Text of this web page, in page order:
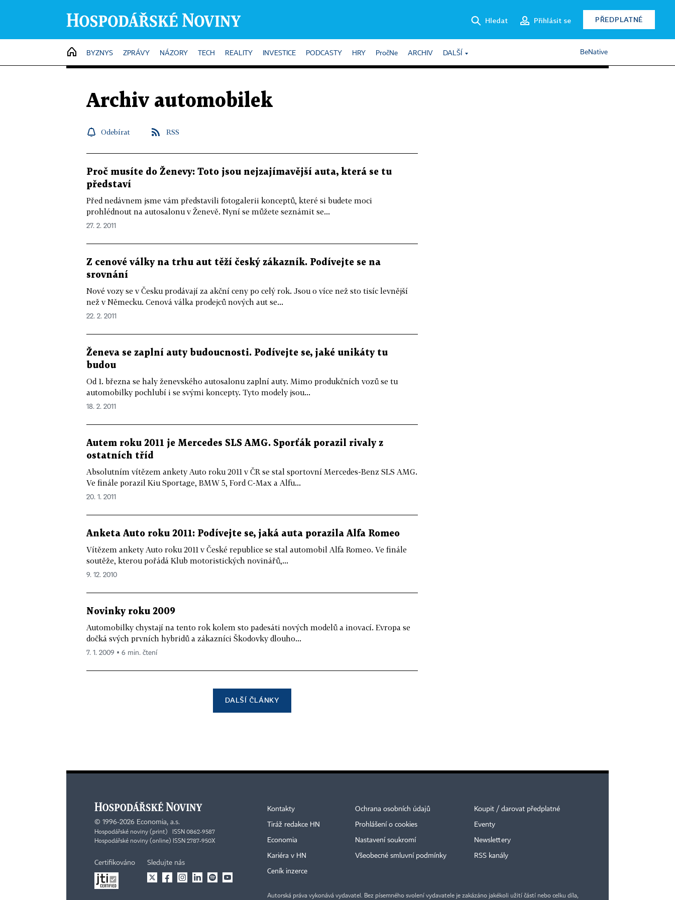
Hledat Přihlásit se PŘEDPLATNÉ
HOME
BYZNYS ZPRÁVY NÁZORY TECH REALITY INVESTICE PODCASTY HRY PročNe ARCHIV DALŠÍ BeNative
Archiv automobilek
Odebírat RSS
Proč musíte do Ženevy: Toto jsou nejzajímavější auta, která se tu
představí
Před nedávnem jsme vám představili fotogalerii konceptů, které si budete moci
prohlédnout na autosalonu v Ženevě. Nyní se můžete seznámit se...
27. 2. 2011
Z cenové války na trhu aut těží český zákazník. Podívejte se na
srovnání
Nové vozy se v Česku prodávají za akční ceny po celý rok. Jsou o více než sto tisíc levnější
než v Německu. Cenová válka prodejců nových aut se...
22. 2. 2011
Ženeva se zaplní auty budoucnosti. Podívejte se, jaké unikáty tu
budou
Od 1. března se haly ženevského autosalonu zaplní auty. Mimo produkčních vozů se tu
automobilky pochlubí i se svými koncepty. Tyto modely jsou...
18. 2. 2011
Autem roku 2011 je Mercedes SLS AMG. Sporťák porazil rivaly z
ostatních tříd
Absolutním vítězem ankety Auto roku 2011 v ČR se stal sportovní Mercedes-Benz SLS AMG.
Ve finále porazil Kiu Sportage, BMW 5, Ford C-Max a Alfu...
20. 1. 2011
Anketa Auto roku 2011: Podívejte se, jaká auta porazila Alfa Romeo
Vítězem ankety Auto roku 2011 v České republice se stal automobil Alfa Romeo. Ve finále
soutěže, kterou pořádá Klub motoristických novinářů,...
9. 12. 2010
Novinky roku 2009
Automobilky chystají na tento rok kolem sto padesáti nových modelů a inovací. Evropa se
dočká svých prvních hybridů a zákazníci Škodovky dlouho...
7. 1. 2009 ▪ 6 min. čtení
DALŠÍ ČLÁNKY
© 1996-2026 Economia, a.s.
Hospodářské noviny (print) ISSN 0862-9587
Hospodářské noviny (online) ISSN 2787-950X
Certifikováno Sledujte nás
Kontakty
Tiráž redakce HN
Economia
Kariéra v HN
Ceník inzerce
Ochrana osobních údajů
Prohlášení o cookies
Nastavení soukromí
Všeobecné smluvní podmínky
Koupit / darovat předplatné
Eventy
Newslettery
RSS kanály
Autorská práva vykonává vydavatel. Bez písemného svolení vydavatele je zakázáno jakékoli užití částí nebo celku díla,